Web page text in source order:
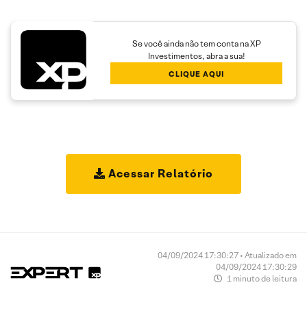
Se você ainda não tem conta na XP
Investimentos, abra a sua!
CLIQUE AQUI
Acessar Relatório
04/09/2024 17:30:27 • Atualizado em
04/09/2024 17:30:29
1 minuto de leitura